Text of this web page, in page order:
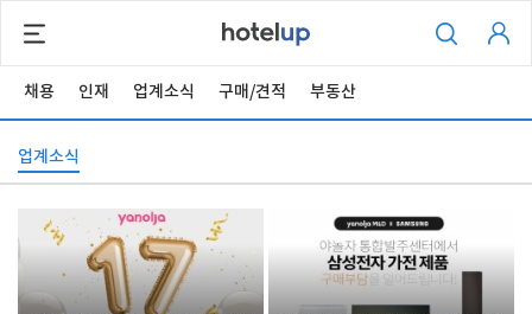
채용 인재 업계소식 구매/견적 부동산
업계소식